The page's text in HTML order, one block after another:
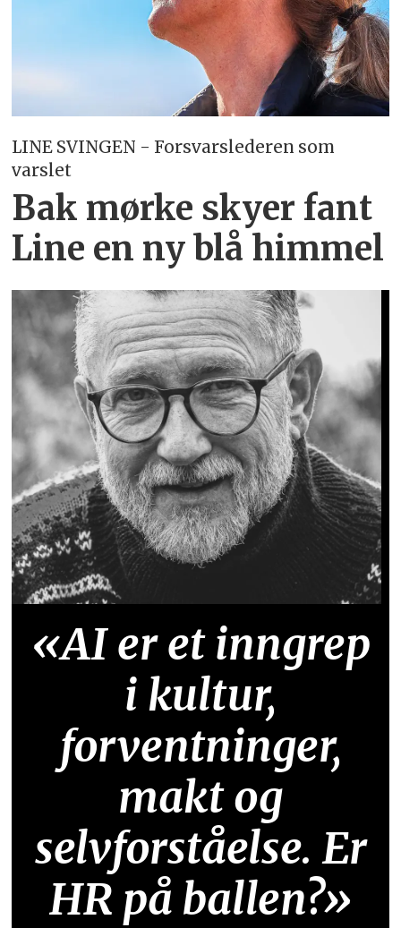
LINE SVINGEN - Forsvarslederen som
varslet
Bak mørke skyer fant
Line en ny blå himmel
«AI er et inngrep
i kultur,
forventninger,
makt og
selvforståelse. Er
HR på ballen?»